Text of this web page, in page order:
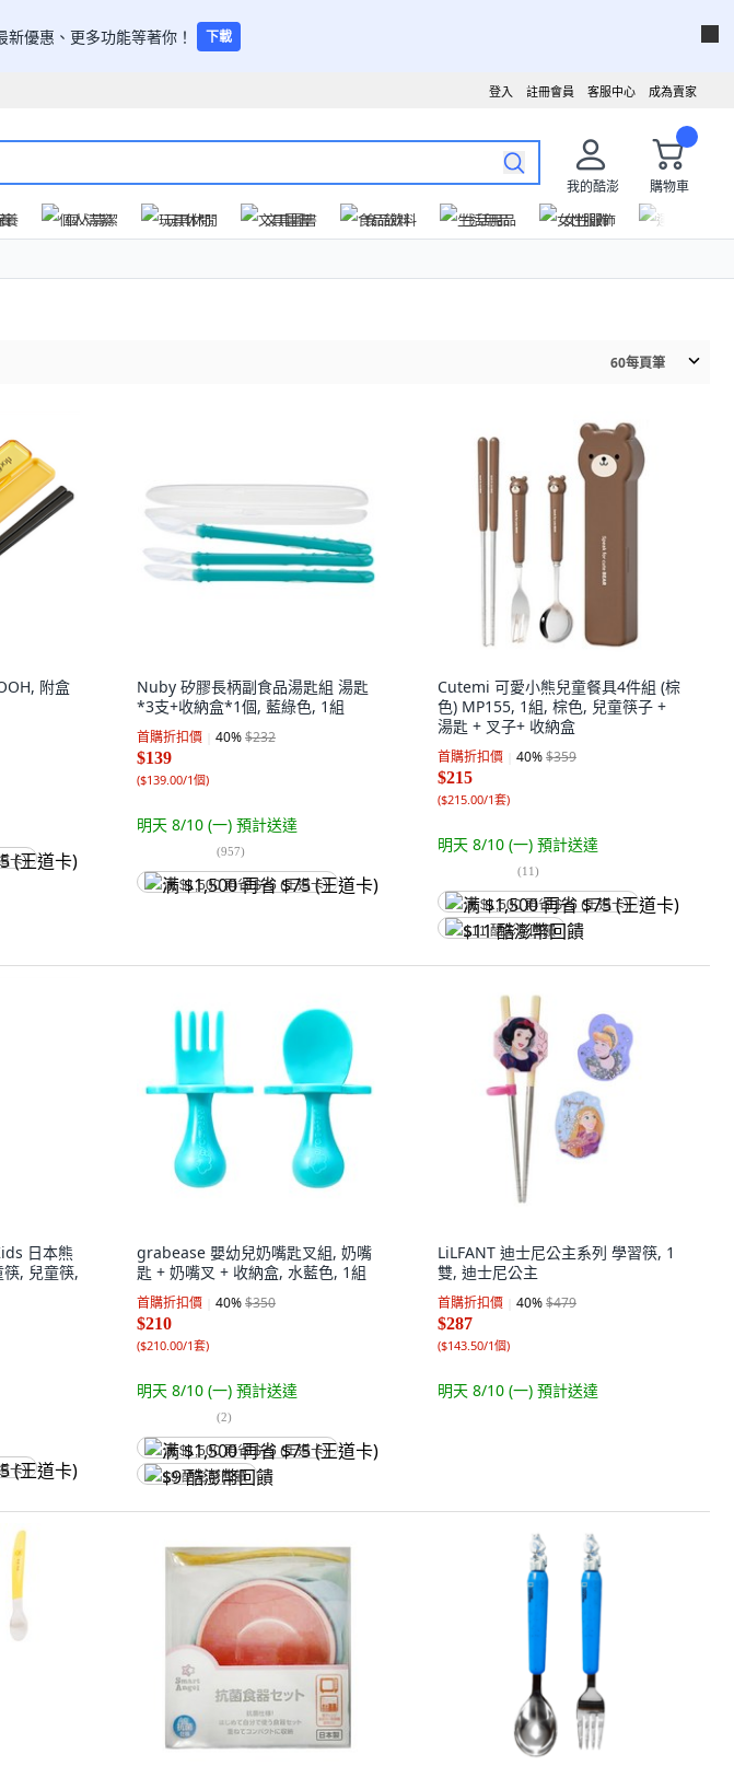
新優惠、更多功能等著你！ 下載
成為賣家
客服中心
註冊會員
登入
我的酷澎
購物車
養 個人清潔 玩具休閒 文具圖書 食品飲料 生活用品 女性服飾
60每頁筆
附盒
卡)
Nuby 矽膠長柄副食品湯匙組 湯匙
*3支+收納盒*1個, 藍綠色, 1組
首購折扣價 40%$232
$139
($139.00/1個)
明天 8/10 (一) 預計送達
(957)
满 $1,500 再省 $75 (王道卡)
Cutemi 可愛小熊兒童餐具4件組 (棕
色) MP155, 1組, 棕色, 兒童筷子 +
湯匙 + 叉子+ 收納盒
首購折扣價 40%$359
$215
($215.00/1套)
明天 8/10 (一) 預計送達
(11)
满 $1,500 再省 $75 (王道卡)
$11 酷澎幣回饋
日本熊
, 兒童筷,
卡)
grabease 嬰幼兒奶嘴匙叉組, 奶嘴
匙 + 奶嘴叉 + 收納盒, 水藍色, 1組
首購折扣價 40%$350
$210
($210.00/1套)
明天 8/10 (一) 預計送達
(2)
满 $1,500 再省 $75 (王道卡)
$9 酷澎幣回饋
LiLFANT 迪士尼公主系列 學習筷, 1
雙, 迪士尼公主
首購折扣價 40%$479
$287
($143.50/1個)
明天 8/10 (一) 預計送達